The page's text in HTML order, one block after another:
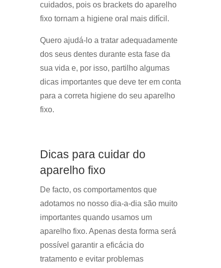
cuidados, pois os brackets do aparelho
fixo tornam a higiene oral mais difícil.
Quero ajudá-lo a tratar adequadamente
dos seus dentes durante esta fase da
sua vida e, por isso, partilho algumas
dicas importantes que deve ter em conta
para a correta higiene do seu aparelho
fixo.
Dicas para cuidar do
aparelho fixo
De facto, os comportamentos que
adotamos no nosso dia-a-dia são muito
importantes quando usamos um
aparelho fixo. Apenas desta forma será
possível garantir a eficácia do
tratamento e evitar problemas